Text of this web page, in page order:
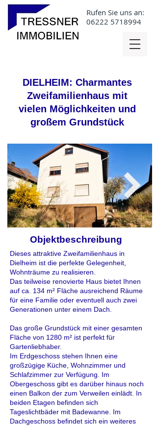
Rufen Sie uns an:
06222 5718994
DIELHEIM: Charmantes
Zweifamilienhaus mit
vielen Möglichkeiten und
großem Grundstück
Objektbeschreibung
Dieses attraktive Zweifamilienhaus in
Dielheim ist die perfekte Gelegenheit,
Wohnträume zu realisieren.
Das teilweise renovierte Haus bietet Ihnen
auf ca. 134 m² Fläche ausreichend Räume
für eine Familie oder eventuell auch zwei
Generationen unter einem Dach.
Das große Grundstück mit einer gesamten
Fläche von 1280 m² ist perfekt für
Gartenliebhaber.
Im Erdgeschoss stehen Ihnen eine
großzügige Küche, Wohnzimmer und
Schlafzimmer zur Verfügung. Im
Obergeschoss gibt es darüber hinaus noch
einen Balkon der zum Verweilen einlädt. In
beiden Etagen befinden sich
Tageslichtbäder mit Badewanne. Im
Dachgeschoss befindet sich ein weiteres